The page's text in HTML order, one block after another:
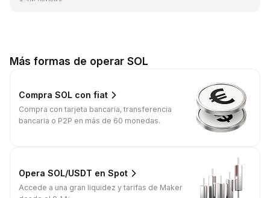
Más formas de operar SOL
Compra SOL con fiat
Compra con tarjeta bancaria, transferencia
bancaria o P2P en más de 60 monedas.
Opera SOL/USDT en Spot
Accede a una gran liquidez y tarifas de Maker